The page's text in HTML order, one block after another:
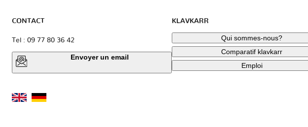
CONTACT
Tel : 09 77 80 36 42
Envoyer un email
KLAVKARR
Qui sommes-nous?
Comparatif klavkarr
Emploi